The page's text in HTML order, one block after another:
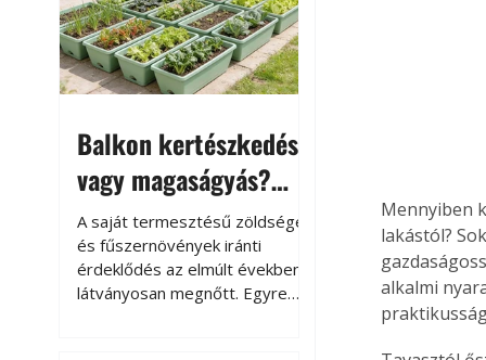
Balkon kertészkedés
vagy magaságyás?
Helytakarékos
kertészkedés
A saját termesztésű zöldségek
és fűszernövények iránti
érdeklődés az elmúlt években
látványosan megnőtt. Egyre
Mennyiben
lakástól?
alkalmi